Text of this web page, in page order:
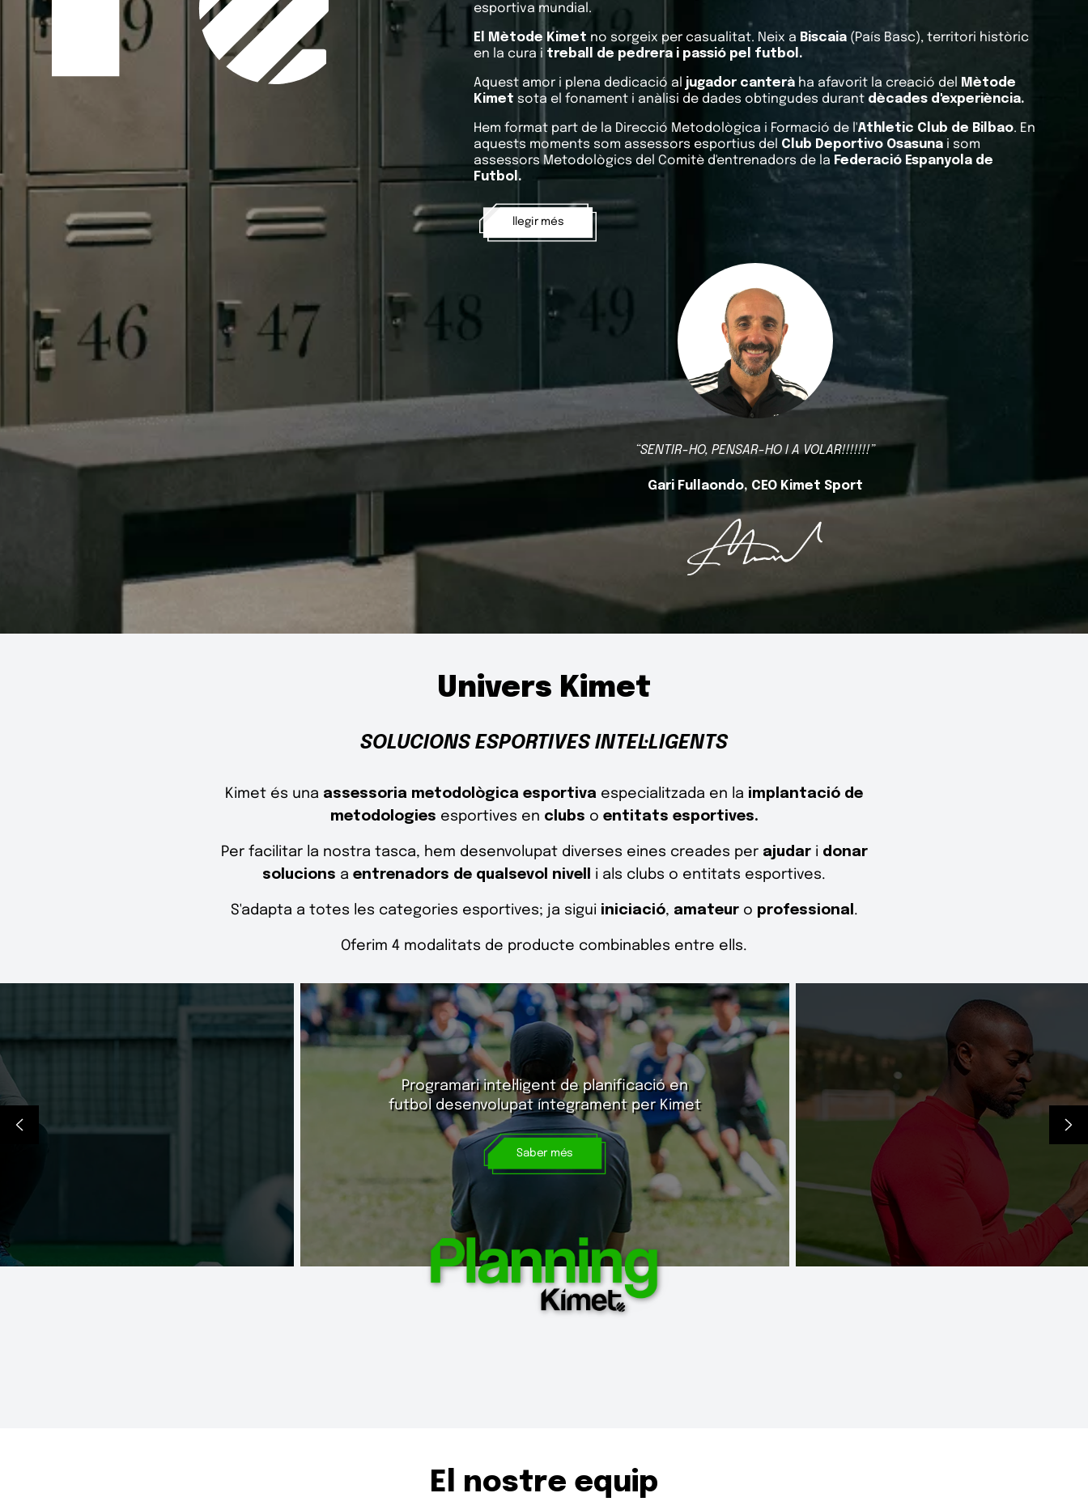
esportiva mundial.
El Mètode Kimet no sorgeix per casualitat. Neix a Biscaia (País Basc), territori històric
en la cura i treball de pedrera i passió pel futbol.
Aquest amor i plena dedicació al jugador canterà ha afavorit la creació del
Mètode
Kimet sota el fonament i anàlisi de dades obtingudes durant dècades d'experiència.
Hem format part de la Direcció Metodològica i Formació de l'Athletic Club de Bilbao. En
aquests moments som assessors esportius del Club Deportivo Osasuna i som
assessors Metodològics del Comitè d'entrenadors de la Federació Espanyola de
Futbol.
llegir més
“SENTIR-HO, PENSAR-HO I A VOLAR!!!!!!!”
Gari Fullaondo, CEO Kimet Sport
Univers Kimet
SOLUCIONS ESPORTIVES INTEL·LIGENTS
Kimet és una assessoria metodològica esportiva especialitzada en la implantació de
metodologies esportives en clubs o entitats esportives.
Per facilitar la nostra tasca, hem desenvolupat diverses eines creades per ajudari donar
solucions a entrenadors de qualsevol nivell i als clubs o entitats esportives.
S'adapta a totes les categories esportives; ja sigui iniciació, amateuro professional .
Oferim 4 modalitats de producte combinables entre ells.
Pissarra tàctica per a
estratègies de joc.
(Google Play i Apple
El nostre equip